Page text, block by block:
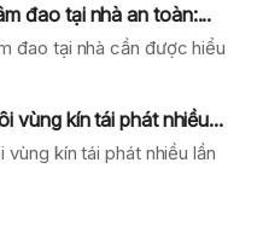
đao tại nhà an toàn:...
đao tại nhà cần được hiểu
vùng kín tái phát nhiều...
kín tái phát nhiều lần